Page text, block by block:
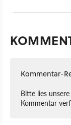
Kommentar-
Bitte lies unsere
Kommentar